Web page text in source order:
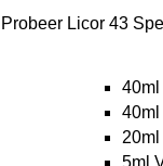
Probeer Licor 43
40ml
20ml
5ml